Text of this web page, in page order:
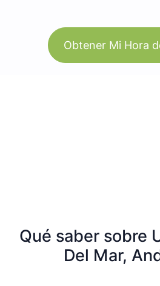
Obtener Mi Hora
Qué saber sobre
Del Mar,